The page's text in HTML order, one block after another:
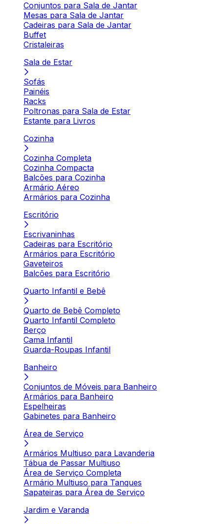
Conjuntos para Sala de Jantar
Mesas para Sala de Jantar
Cadeiras para Sala de Jantar
Buffet
Cristaleiras
Sala de Estar
Sofás
Painéis
Racks
Poltronas para Sala de Estar
Estante para Livros
Cozinha
Cozinha Completa
Cozinha Compacta
Balcões para Cozinha
Armário Aéreo
Armários para Cozinha
Escritório
Escrivaninhas
Cadeiras para Escritório
Armários para Escritório
Gaveteiros
Balcões para Escritório
Quarto Infantil e Bebê
Quarto de Bebê Completo
Quarto Infantil Completo
Berço
Cama Infantil
Guarda-Roupas Infantil
Banheiro
Conjuntos de Móveis para Banheiro
Armários para Banheiro
Espelheiras
Gabinetes para Banheiro
Área de Serviço
Armários Multiuso para Lavanderia
Tábua de Passar Multiuso
Área de Serviço Completa
Armário Multiuso para Tanques
Sapateiras para Área de Serviço
Jardim e Varanda